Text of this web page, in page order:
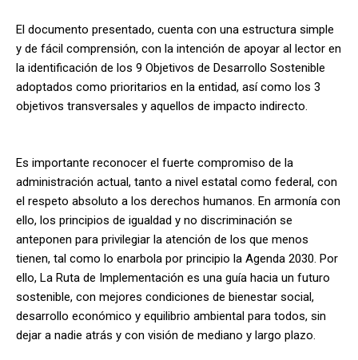
El documento presentado, cuenta con una estructura simple
y de fácil comprensión, con la intención de apoyar al lector en
la identificación de los 9 Objetivos de Desarrollo Sostenible
adoptados como prioritarios en la entidad, así como los 3
objetivos transversales y aquellos de impacto indirecto.
Es importante reconocer el fuerte compromiso de la
administración actual, tanto a nivel estatal como federal, con
el respeto absoluto a los derechos humanos. En armonía con
ello, los principios de igualdad y no discriminación se
anteponen para privilegiar la atención de los que menos
tienen, tal como lo enarbola por principio la Agenda 2030. Por
ello, La Ruta de Implementación es una guía hacia un futuro
sostenible, con mejores condiciones de bienestar social,
desarrollo económico y equilibrio ambiental para todos, sin
dejar a nadie atrás y con visión de mediano y largo plazo.